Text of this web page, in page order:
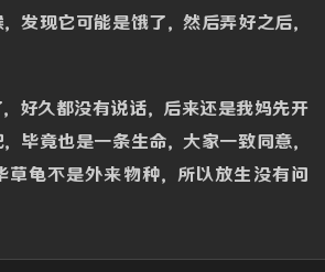
发现它可能是饿了，然后弄好之后，
好久都没有说话，后来还是我妈先开
毕竟也是一条生命，大家一致同意，
龟不是外来物种，所以放生没有问